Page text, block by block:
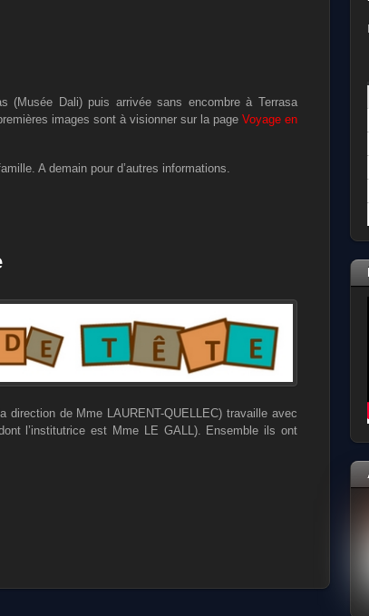
(Musée Dali) puis arrivée sans encombre à Terrasa
images sont à visionner sur la page Voyage en
A demain pour d’autres informations.
direction de Mme LAURENT-QUELLEC) travaille avec
l’institutrice est Mme LE GALL). Ensemble ils ont